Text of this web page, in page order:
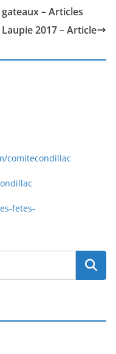
– Articles
2017 – Article
comitecondillac
fetes-